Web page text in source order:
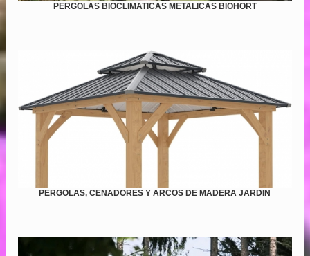
PERGOLAS BIOCLIMATICAS METALICAS BIOHORT
PERGOLAS, CENADORES Y ARCOS DE MADERA JARDIN